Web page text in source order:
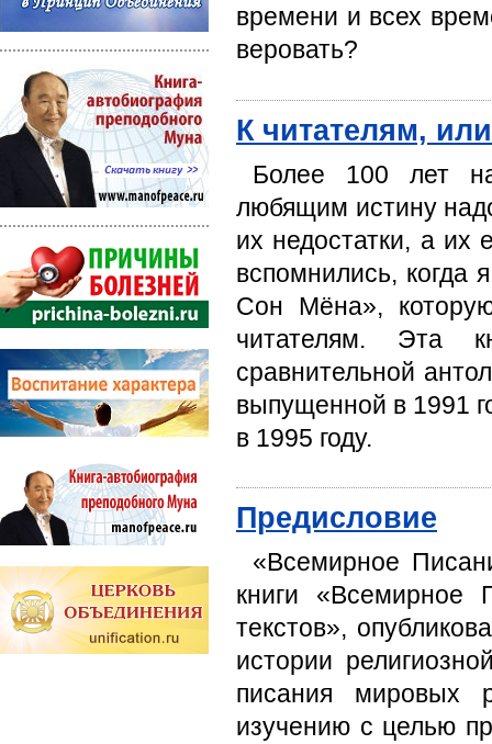
времени и всех
веровать?
К читателям,
Более 100 лет
любящим истину
их недостатки, а их
вспомнились, когда
Сон Мёна»,
читателям. Эта
сравнительной
выпущенной в 1991
в 1995 году.
Предисловие
«Всемирное
книги «Всемирное
текстов»,
истории
писания мировых
изучению с целью